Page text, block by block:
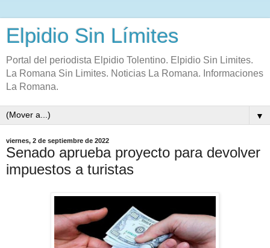
Elpidio Sin Límites
Portal del periodista Elpidio Tolentino. Elpidio Sin Limites.
La Romana Sin Limites. Noticias La Romana. Informaciones
La Romana.
▼
viernes, 2 de septiembre de 2022
Senado aprueba proyecto para devolver
impuestos a turistas